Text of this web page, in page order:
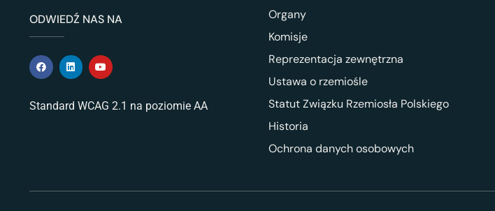
ODWIEDŹ NAS NA
Standard WCAG 2.1 na poziomie AA
Organy
Komisje
Reprezentacja zewnętrzna
Ustawa o rzemiośle
Statut Związku Rzemiosła Polskiego
Historia
Ochrona danych osobowych